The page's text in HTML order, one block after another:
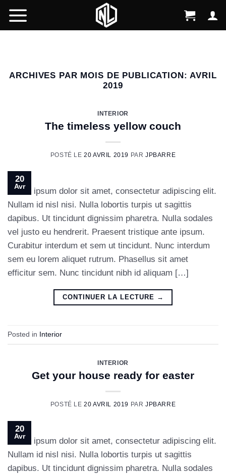
content
ARCHIVES PAR MOIS DE PUBLICATION:AVRIL
2019
INTERIOR
The timeless yellow couch
POSTÉ LE20 AVRIL 2019 PAR JPBARRE
20
Avr
Lorem ipsum dolor sit amet, consectetur adipiscing elit.
Nullam id nisl nisi. Nulla lobortis turpis ut sagittis
dapibus. Ut tincidunt dignissim pharetra. Nulla sodales
vel justo eu hendrerit. Praesent tristique ante ipsum.
Curabitur interdum et sem ut tincidunt. Nunc interdum
sem eu lorem aliquet rutrum. Phasellus sit amet
efficitur sem. Nunc tincidunt nibh id aliquam […]
CONTINUER LA LECTURE →
Posted in Interior
INTERIOR
Get your house ready for easter
POSTÉ LE20 AVRIL 2019 PAR JPBARRE
20
Avr
Lorem ipsum dolor sit amet, consectetur adipiscing elit.
Nullam id nisl nisi. Nulla lobortis turpis ut sagittis
dapibus. Ut tincidunt dignissim pharetra. Nulla sodales